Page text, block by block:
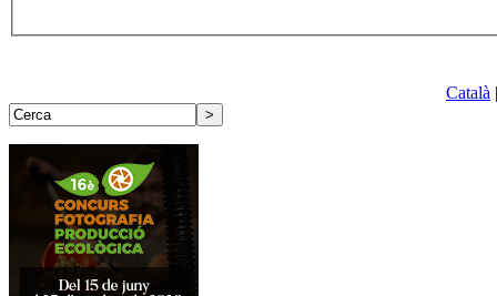
Català